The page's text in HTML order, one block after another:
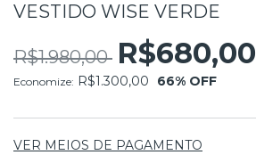
VESTIDO WISE VERDE
R$1.980,00 R$680,00
Economize: R$1.300,00 66% OFF
VER MEIOS DE PAGAMENTO